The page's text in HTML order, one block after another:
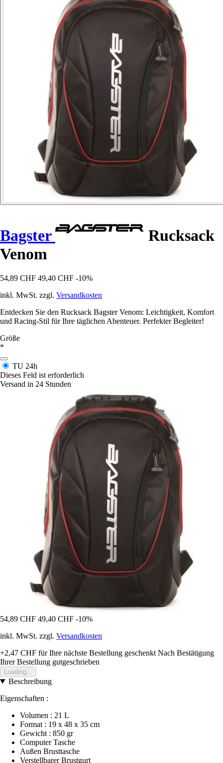
Bagster
Rucksack
Venom
54,89 CHF 49,40 CHF -10%
inkl. MwSt. zzgl. Versandkosten
Entdecken Sie den Rucksack Bagster Venom: Leichtigkeit, Komfort
und Racing-Stil für Ihre täglichen Abenteuer. Perfekter Begleiter!
Größe
*
TU 24h
Dieses Feld ist erforderlich
Versand in 24 Stunden
54,89 CHF 49,40 CHF -10%
inkl. MwSt. zzgl. Versandkosten
+2,47 CHF für Ihre nächste Bestellung geschenkt Nach Bestätigung
Ihrer Bestellung gutgeschrieben
Loading...
Beschreibung
Eigenschaften :
Volumen : 21 L
Format : 19 x 48 x 35 cm
Gewicht : 850 gr
Computer Tasche
Außen Brusttasche
Verstellbarer Brustgurt